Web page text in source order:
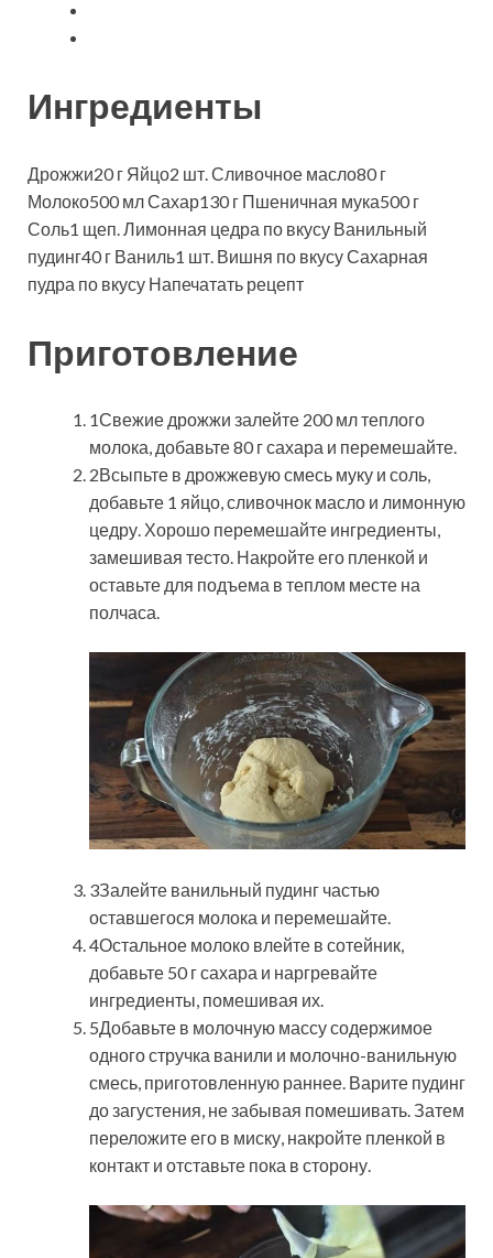
Ингредиенты
Дрожжи20 г Яйцо2 шт. Сливочное масло80 г
Молоко500 мл Сахар130 г Пшеничная мука500 г
Соль1 щеп. Лимонная цедра по вкусу Ванильный
пудинг40 г Ваниль1 шт. Вишня по вкусу Сахарная
пудра по вкусу Напечатать рецепт
Приготовление
1Свежие дрожжи залейте 200 мл теплого
молока, добавьте 80 г сахара и перемешайте.
2Всыпьте в дрожжевую смесь муку и соль,
добавьте 1 яйцо, сливочнок масло и лимонную
цедру. Хорошо перемешайте ингредиенты,
замешивая тесто. Накройте его пленкой и
оставьте для подъема в теплом месте на
полчаса.
3Залейте ванильный пудинг частью
оставшегося молока и перемешайте.
4Остальное молоко влейте в сотейник,
добавьте 50 г сахара и наргревайте
ингредиенты, помешивая их.
5Добавьте в молочную массу содержимое
одного стручка ванили и молочно-ванильную
смесь, приготовленную раннее. Варите пудинг
до загустения, не забывая помешивать. Затем
переложите его в миску, накройте пленкой в
контакт и отставьте пока в сторону.